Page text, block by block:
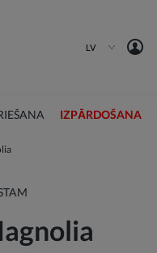
LV
IZPĀRDOŠANA